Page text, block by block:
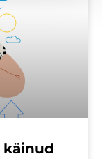
käinud